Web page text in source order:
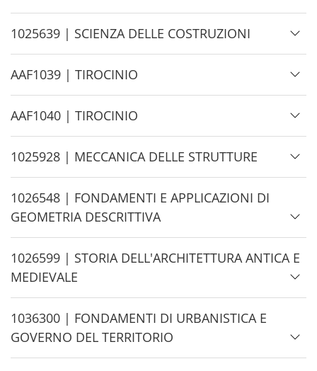
d
e
H
i
d
e
1025639 | SCIENZA DELLE COSTRUZIONI
H
i
d
e
AAF1039 | TIROCINIO
H
i
d
e
AAF1040 | TIROCINIO
H
i
d
e
1025928 | MECCANICA DELLE STRUTTURE
H
i
d
e
1026548 | FONDAMENTI E APPLICAZIONI DI
GEOMETRIA DESCRITTIVA
H
i
d
e
1026599 | STORIA DELL'ARCHITETTURA ANTICA E
MEDIEVALE
H
i
d
1036300 | FONDAMENTI DI URBANISTICA E
GOVERNO DEL TERRITORIO